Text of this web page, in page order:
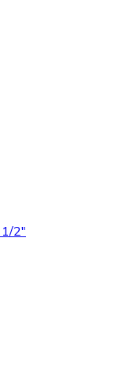
2"